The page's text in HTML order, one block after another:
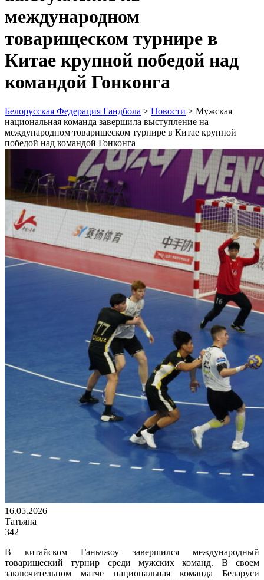
международном
товарищеском турнире в
Китае крупной победой над
командой Гонконга
Белорусская Федерация Гандбола > Новости > Мужская
национальная команда завершила выступление на
международном товарищеском турнире в Китае крупной
победой над командой Гонконга
16.05.2026
Татьяна
342
В китайском Ганьчжоу завершился международный
товарищеский турнир среди мужских команд. В своем
заключительном матче национальная команда Беларуси